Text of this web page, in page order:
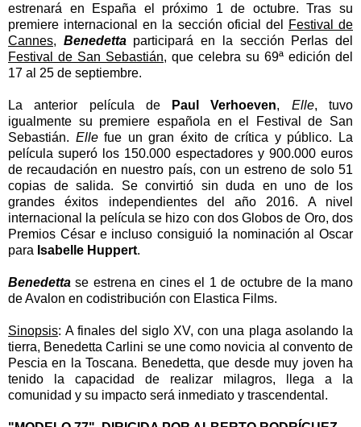
estrenará en España el próximo 1 de octubre. Tras su
premiere internacional en la sección oficial del
Festival de
Cannes, Benedetta participará en la sección Perlas del
Festival de San Sebastián, que celebra su 69ª edición del
17 al 25 de septiembre.
La anterior película de Paul Verhoeven, Elle, tuvo
igualmente su premiere española en el Festival de San
Sebastián. Ellefue un gran éxito de crítica y público. La
película superó los 150.000 espectadores y 900.000 euros
de recaudación en nuestro país, con un estreno de solo 51
copias de salida. Se convirtió sin duda en uno de los
grandes éxitos independientes del año 2016. A nivel
internacional la película se hizo con dos Globos de Oro, dos
Premios César e incluso consiguió la nominación al Oscar
para Isabelle Huppert.
Benedettase estrena en cines el 1 de octubre de la mano
de Avalon en codistribución con Elastica Films.
Sinopsis:A finales del siglo XV, con una plaga asolando la
tierra, Benedetta Carlini se une como novicia al convento de
Pescia en la Toscana. Benedetta, que desde muy joven ha
tenido la capacidad de realizar milagros, llega a la
comunidad y su impacto será inmediato y trascendental.